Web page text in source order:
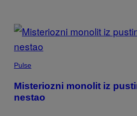
POSTS
BY
THIS
AUTHOR
Pulse
Misteriozni monolit iz
nestao